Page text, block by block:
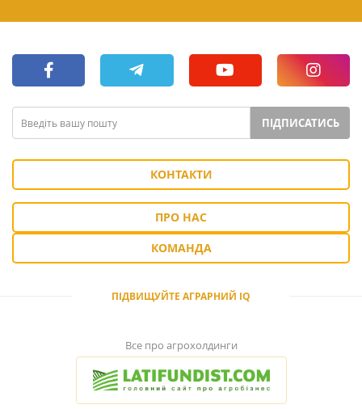
ПІДПИСАТИСЬ
КОНТАКТИ
ПРО НАС
КОМАНДА
ПІДВИЩУЙТЕ АГРАРНИЙ IQ
Все про агрохолдинги